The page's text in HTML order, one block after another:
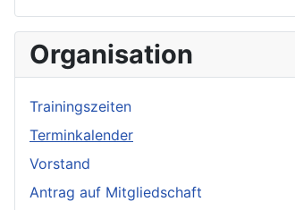
Organisation
Trainingszeiten
Terminkalender
Vorstand
Antrag auf Mitgliedschaft